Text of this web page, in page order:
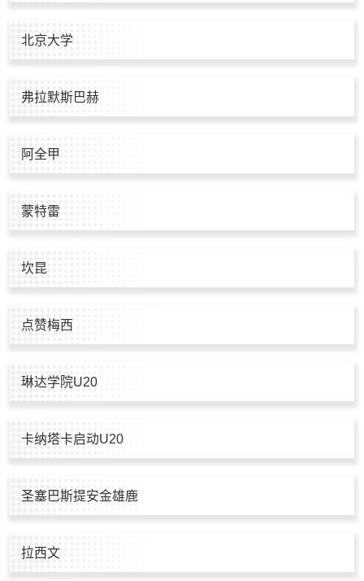
北京大学
弗拉默斯巴赫
阿全甲
蒙特雷
坎昆
点赞梅西
琳达学院U20
卡纳塔卡启动U20
圣塞巴斯提安金雄鹿
拉西文